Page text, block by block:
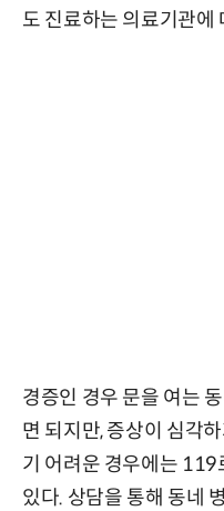
도 진료하는 의료기관에
경증인 경우 문을 여는
면 되지만, 증상이 심각
기 어려운 경우에는 119
있다. 상담을 통해 동네